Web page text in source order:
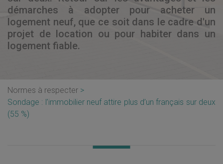
démarches à adopter pour acheter un
logement neuf, que ce soit dans le cadre d'un
projet de location ou pour habiter dans un
logement fiable.
Normes à respecter
Sondage : l’immobilier neuf attire plus d’un français sur deux
(55 %)